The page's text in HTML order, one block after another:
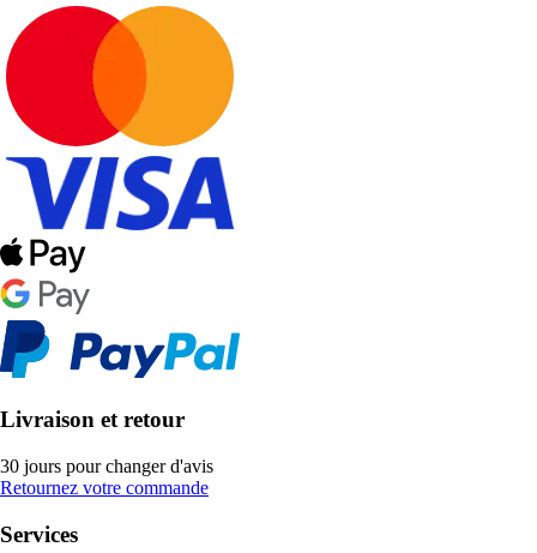
Livraison et retour
30 jours pour changer d'avis
Retournez votre commande
Services